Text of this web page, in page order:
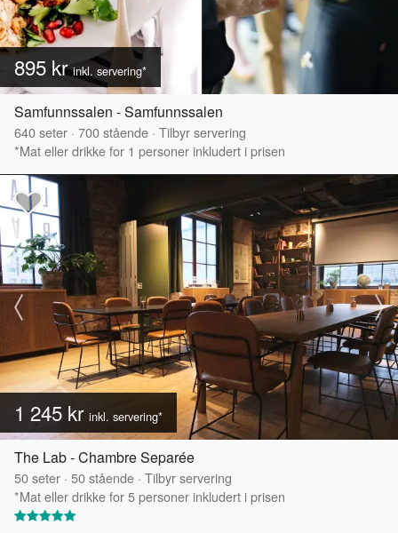
895 krinkl. servering*
Samfunnssalen - Samfunnssalen
640seter · 700stående · Tilbyr servering
*Mat eller drikke for 1 personer inkludert i prisen
1 245 kr inkl. servering*
The Lab - Chambre Separée
50seter · 50stående · Tilbyr servering
*Mat eller drikke for 5 personer inkludert i prisen